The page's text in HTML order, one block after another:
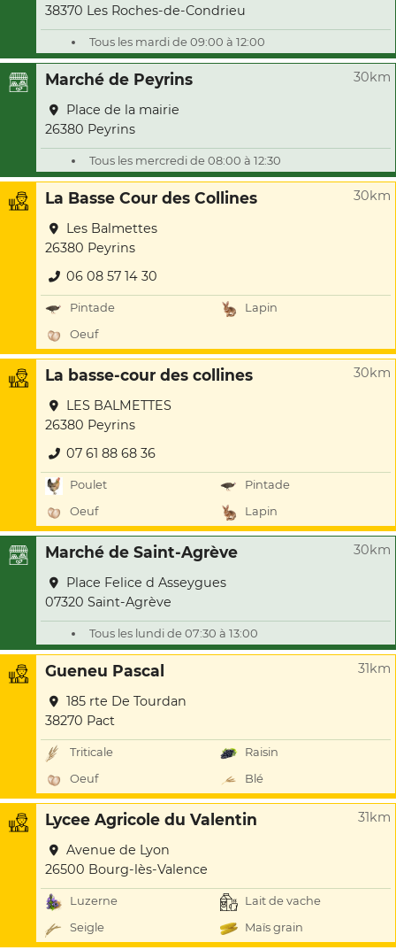
38370 Les Roches-de-Condrieu
Tous les mardi de 09:00 à 12:00
Marché de Peyrins 30km
Place de la mairie
26380 Peyrins
Tous les mercredi de 08:00 à 12:30
La Basse Cour des Collines 30km
Les Balmettes
26380 Peyrins
06 08 57 14 30
Pintade
Lapin
Oeuf
La basse-cour des collines 30km
LES BALMETTES
26380 Peyrins
07 61 88 68 36
Poulet
Pintade
Oeuf
Lapin
Marché de Saint-Agrève 30km
Place Felice d Asseygues
07320 Saint-Agrève
Tous les lundi de 07:30 à 13:00
Gueneu Pascal 31km
185 rte De Tourdan
38270 Pact
Triticale
Raisin
Oeuf
Blé
Lycee Agricole du Valentin 31km
Avenue de Lyon
26500 Bourg-lès-Valence
Luzerne
Lait de vache
Seigle
Maïs grain